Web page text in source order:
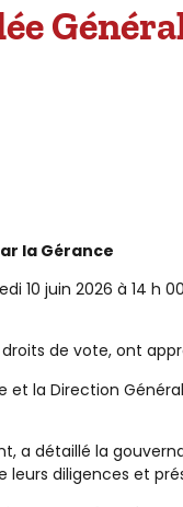
la Gérance
10 juin 2026 à 14 h
de vote, ont
la Direction
a détaillé la
diligences et